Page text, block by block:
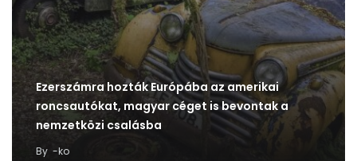
Ezerszámra hozták Európába az amerikai
roncsautókat, magyar céget is bevontak a
nemzetközi csalásba
By -ko